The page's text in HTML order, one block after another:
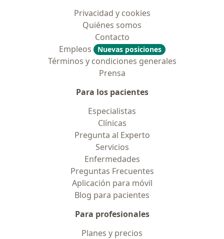
Privacidad y cookies
Quiénes somos
Contacto
Empleos
Nuevas posiciones
Términos y condiciones generales
Prensa
Para los pacientes
Especialistas
Clínicas
Pregunta al Experto
Servicios
Enfermedades
Preguntas Frecuentes
Aplicación para móvil
Blog para pacientes
Para profesionales
Planes y precios